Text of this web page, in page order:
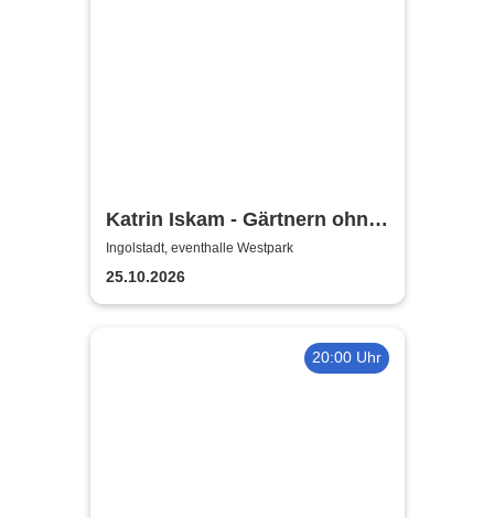
Katrin Iskam - Gärtnern ohne
viel Geschiss
Ingolstadt, eventhalle Westpark
25.10.2026
20:00 Uhr